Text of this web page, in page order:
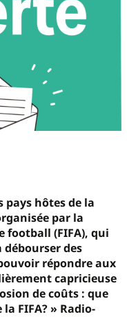
pays hôtes de la
par la
football (FIFA), qui
des
répondre aux
capricieuse
de coûts : que
FIFA? » Radio-